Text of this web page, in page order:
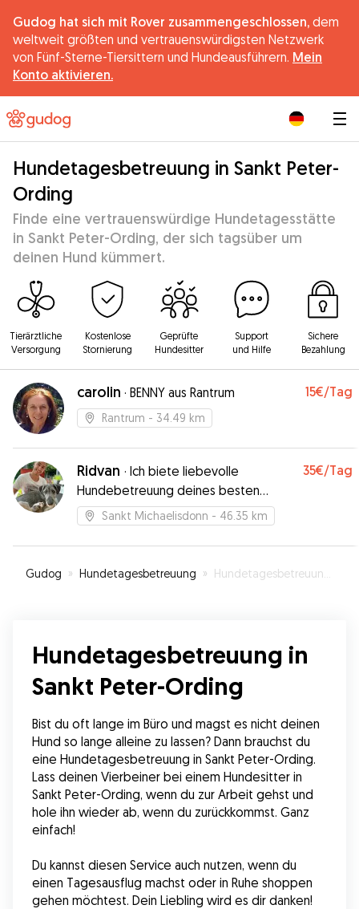
Gudog hat sich mit Rover zusammengeschlossen, dem
weltweit größten und vertrauenswürdigsten Netzwerk
von Fünf-Sterne-Tiersittern und Hundeausführern. Mein
Konto aktivieren.
Hundetagesbetreuung in Sankt Peter-
Ording
Finde eine vertrauenswürdige Hundetagesstätte
in Sankt Peter-Ording, der sich tagsüber um
deinen Hund kümmert.
Tierärztliche
Versorgung
Kostenlose
Stornierung
Geprüfte
Hundesitter
Support
und Hilfe
Sichere
Bezahlung
carolin · BENNY aus Rantrum 15€/Tag
Rantrum - 34.49 km
Ridvan · Ich biete liebevolle
Hundebetreuung deines besten
Freundes an
35€/Tag
Sankt Michaelisdonn - 46.35 km
Gudog » Hundetagesbetreuung » Hundetagesbetreuung in Sankt Peter-Ording
Hundetagesbetreuung in
Sankt Peter-Ording
Bist du oft lange im Büro und magst es nicht deinen
Hund so lange alleine zu lassen? Dann brauchst du
eine Hundetagesbetreuung in Sankt Peter-Ording.
Lass deinen Vierbeiner bei einem Hundesitter in
Sankt Peter-Ording, wenn du zur Arbeit gehst und
hole ihn wieder ab, wenn du zurückkommst. Ganz
einfach!
Du kannst diesen Service auch nutzen, wenn du
einen Tagesausflug machst oder in Ruhe shoppen
gehen möchtest. Dein Liebling wird es dir danken!